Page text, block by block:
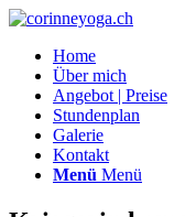
Home
Über mich
Angebot | Preise
Stundenplan
Galerie
Kontakt
Menü Menü